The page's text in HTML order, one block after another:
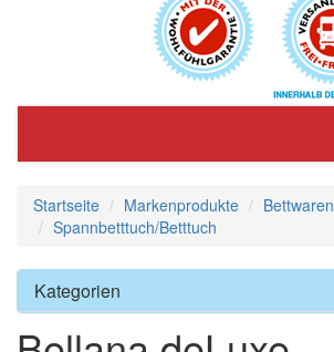
Startseite Markenprodukte Bettwaren
Spannbetttuch/Betttuch
Kategorien